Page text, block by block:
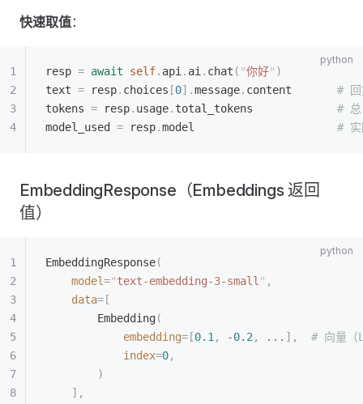
快速取值：
resp = await self. api . ai . chat ( "你好" )
text = resp. choices [0].message. content # 回
tokens = resp. usage. total_tokens #
model_used = resp.model # 实
EmbeddingResponse（Embeddings 返回
值）
EmbeddingResponse(
    model
="text-embedding-3-small " ,
    data
=[
        Embedding
(
            embedding
=[0.1 , -0.2 , ... ],
# 向量
            index
=0,
        )
    ],